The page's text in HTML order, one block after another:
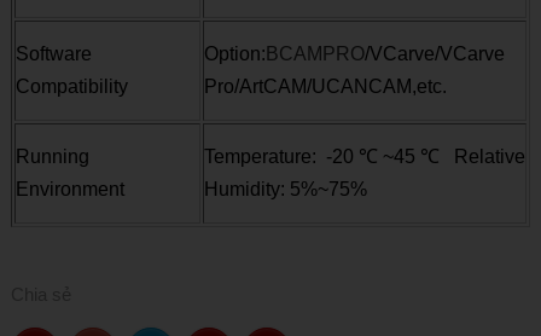
Software
Compatibility
Option: BCAMPRO/VCarve/VCarve
Pro/ArtCAM/UCANCAM,etc.
Running
Environment
Temperature: -20 ℃ ~45 ℃
Relative
Humidity: 5%~75%